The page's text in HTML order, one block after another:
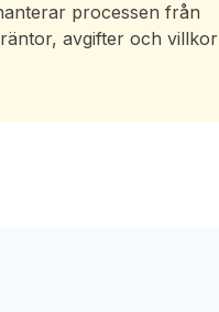
processen från
avgifter och villkor